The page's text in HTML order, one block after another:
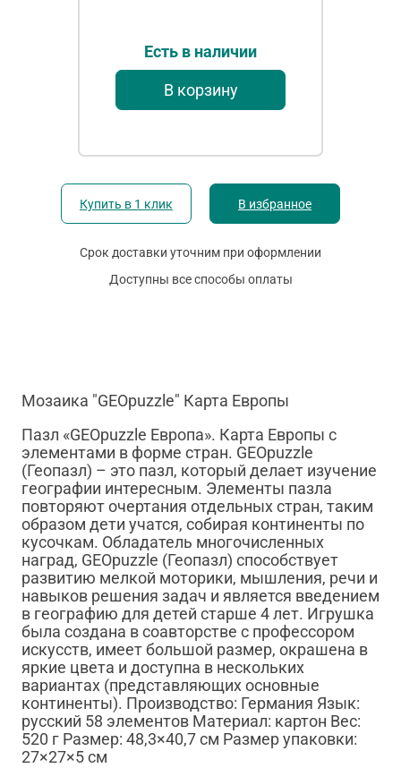
Есть в наличии
В корзину
Купить в 1 клик В избранное
Срок доставки уточним при оформлении
Доступны все способы оплаты
Мозаика "GEOpuzzle" Карта Европы
Пазл «GEOpuzzle Европа». Карта Европы с
элементами в форме стран. GEOpuzzle
(Геопазл) – это пазл, который делает изучение
географии интересным. Элементы пазла
повторяют очертания отдельных стран, таким
образом дети учатся, собирая континенты по
кусочкам. Обладатель многочисленных
наград, GEOpuzzle (Геопазл) способствует
развитию мелкой моторики, мышления, речи и
навыков решения задач и является введением
в географию для детей старше 4 лет. Игрушка
была создана в соавторстве с профессором
искусств, имеет большой размер, окрашена в
яркие цвета и доступна в нескольких
вариантах (представляющих основные
континенты). Производство: Германия Язык:
русский 58 элементов Материал: картон Вес:
520 г Размер: 48,3×40,7 см Размер упаковки:
27×27×5 см